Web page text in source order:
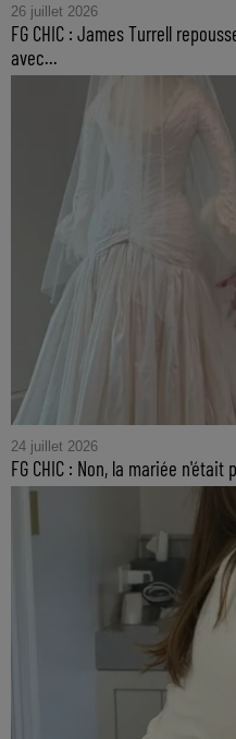
26 juillet 2026
FG CHIC : James Turrell
avec...
24 juillet 2026
FG CHIC : Non, la mariée